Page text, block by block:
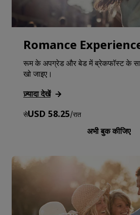
Romance
रूम के अपग्रेड और बेड में ब्रेकफॉस्ट के
खो जाइए।
ज़्यादा देखें
सेUSD 58.25/रात
अभी बुक कीजिए